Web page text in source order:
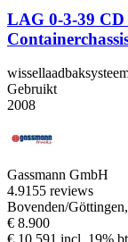
LAG 0-3-39 CD
Gebruikt
2008
Gassmann GmbH
4.9155 reviews
Bovenden/
€ 8.900